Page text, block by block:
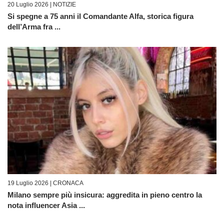
20 Luglio 2026 | NOTIZIE
Si spegne a 75 anni il Comandante Alfa, storica figura
dell’Arma fra ...
19 Luglio 2026 | CRONACA
Milano sempre più insicura: aggredita in pieno centro la
nota influencer Asia ...